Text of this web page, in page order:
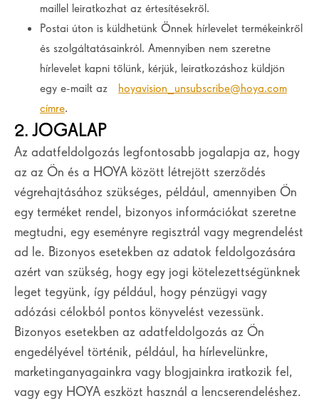
maillel leiratkozhat az értesítésekről.
Postai úton is küldhetünk Önnek hírlevelet termékeinkről
és szolgáltatásainkról. Amennyiben nem szeretne
hírlevelet kapni tőlünk, kérjük, leiratkozáshoz küldjön
egy e-mailt az hoyavision_unsubscribe@hoya.com
címre.
2. JOGALAP
Az adatfeldolgozás legfontosabb jogalapja az, hogy
az az Ön és a HOYA között létrejött szerződés
végrehajtásához szükséges, például, amennyiben Ön
egy terméket rendel, bizonyos információkat szeretne
megtudni, egy eseményre regisztrál vagy megrendelést
ad le. Bizonyos esetekben az adatok feldolgozására
azért van szükség, hogy egy jogi kötelezettségünknek
leget tegyünk, így például, hogy pénzügyi vagy
adózási célokból pontos könyvelést vezessünk.
Bizonyos esetekben az adatfeldolgozás az Ön
engedélyével történik, például, ha hírlevelünkre,
marketinganyagainkra vagy blogjainkra iratkozik fel,
vagy egy HOYA eszközt használ a lencserendeléshez.